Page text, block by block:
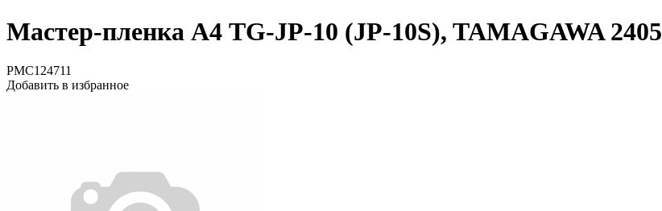
Мастер-пленка А4 TG-JP-10 (JP-10S), TAMAGAWA 2405
PMC124711
Добавить в избранное